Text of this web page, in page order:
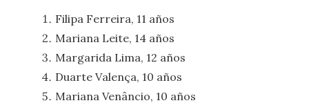
Filipa Ferreira, 11 años
Mariana Leite, 14 años
Margarida Lima, 12 años
Duarte Valença, 10 años
Mariana Venâncio, 10 años